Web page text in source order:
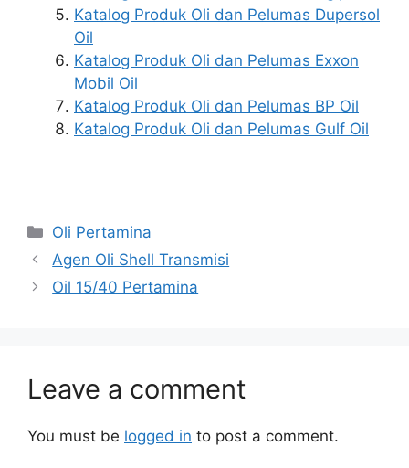
Katalog Produk Oli dan Pelumas Dupersol
Oil
Katalog Produk Oli dan Pelumas Exxon
Mobil Oil
Katalog Produk Oli dan Pelumas BP Oil
Katalog Produk Oli dan Pelumas Gulf Oil
Oli Pertamina
Agen Oli Shell Transmisi
Oil 15/40 Pertamina
Leave a comment
You must be logged in to post a comment.